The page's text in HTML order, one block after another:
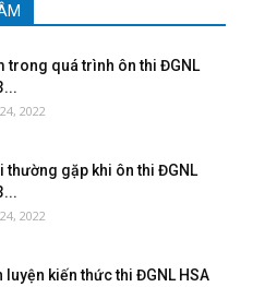
trong quá trình ôn thi ĐGNL
2022
thường gặp khi ôn thi ĐGNL
2022
luyện kiến thức thi ĐGNL HSA